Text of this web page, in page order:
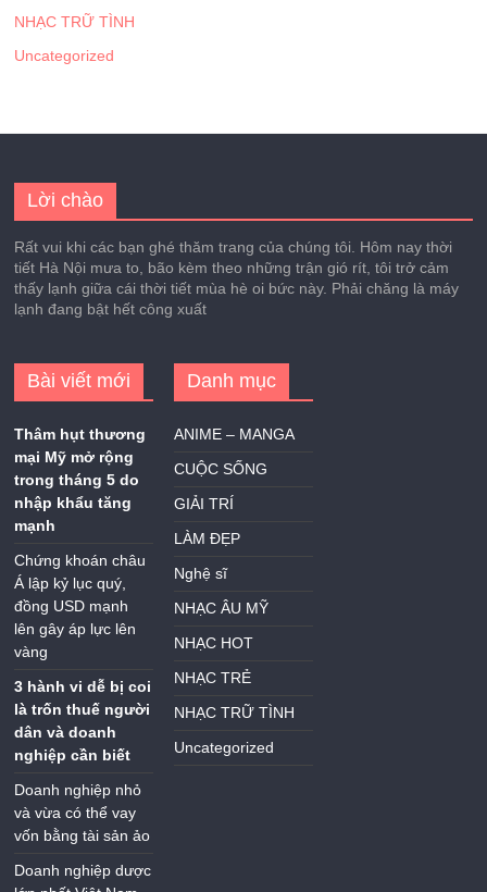
NHẠC TRỮ TÌNH
Uncategorized
Lời chào
Rất vui khi các bạn ghé thăm trang của chúng tôi. Hôm nay thời
tiết Hà Nội mưa to, bão kèm theo những trận gió rít, tôi trở cảm
thấy lạnh giữa cái thời tiết mùa hè oi bức này. Phải chăng là máy
lạnh đang bật hết công xuất
Bài viết mới
Thâm hụt thương
mại Mỹ mở rộng
trong tháng 5 do
nhập khẩu tăng
mạnh
Chứng khoán châu
Á lập kỷ lục quý,
đồng USD mạnh
lên gây áp lực lên
vàng
3 hành vi dễ bị coi
là trốn thuế người
dân và doanh
nghiệp cần biết
Doanh nghiệp nhỏ
và vừa có thể vay
vốn bằng tài sản ảo
Doanh nghiệp dược
Danh mục
ANIME – MANGA
CUỘC SỐNG
GIẢI TRÍ
LÀM ĐẸP
Nghệ sĩ
NHẠC ÂU MỸ
NHẠC HOT
NHẠC TRẺ
NHẠC TRỮ TÌNH
Uncategorized